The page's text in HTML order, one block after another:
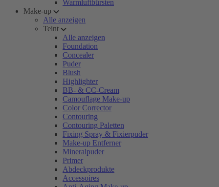
Warmluftbürsten
Make-up
Alle anzeigen
Teint
Alle anzeigen
Foundation
Concealer
Puder
Blush
Highlighter
BB- & CC-Cream
Camouflage Make-up
Color Corrector
Contouring
Contouring Paletten
Fixing Spray & Fixierpuder
Make-up Entferner
Mineralpuder
Primer
Abdeckprodukte
Accessoires